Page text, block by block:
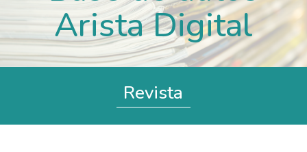
Arista Digital
Revista